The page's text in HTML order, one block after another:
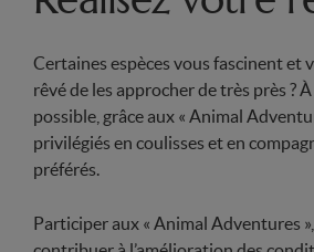
Certaines espèces vous fascinent et
rêvé de les approcher de très près ? À
possible, grâce aux « Animal
privilégiés en coulisses et en
préférés.
Participer aux « Animal Adventures »,